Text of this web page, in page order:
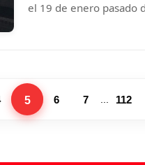
el 19 de enero pasado
5 6 7 112